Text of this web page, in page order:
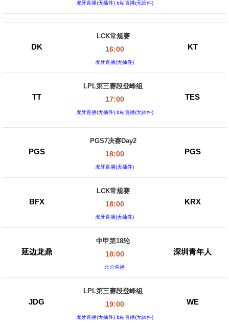
虎牙直播(无插件) b站直播(无插件)
DK
LCK常规赛
16:00
虎牙直播(无插件)
KT
TT
LPL第三赛段登峰组
17:00
虎牙直播(无插件) b站直播(无插件)
TES
PGS
PGS7决赛Day2
18:00
虎牙直播(无插件)
PGS
BFX
LCK常规赛
18:00
虎牙直播(无插件)
KRX
延边龙鼎
中甲第18轮
18:00
比分直播
深圳青年人
JDG
LPL第三赛段登峰组
19:00
虎牙直播(无插件) b站直播(无插件)
WE